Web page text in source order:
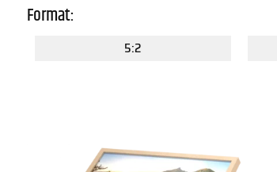
Format:
5:2